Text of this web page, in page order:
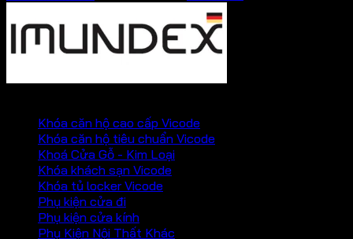
Khóa căn hộ cao cấp Vicode
Khóa căn hộ tiêu chuẩn Vicode
Khoá Cửa Gỗ - Kim Loại
Khóa khách sạn Vicode
Khóa tủ locker Vicode
Phụ kiện cửa đi
Phụ kiện cửa kính
Phụ Kiện Nội Thất Khác